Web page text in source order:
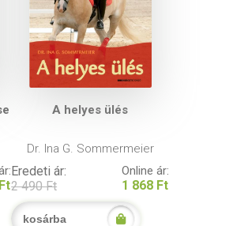
A helyes ülés
Dr. Ina G. Sommermeier
Eredeti ár:
2 490 Ft
Online ár:
1 868 Ft
kosárba